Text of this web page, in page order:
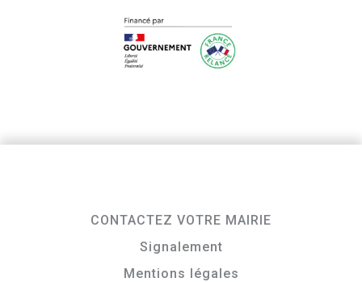
CONTACTEZ VOTRE MAIRIE
Signalement
Mentions légales